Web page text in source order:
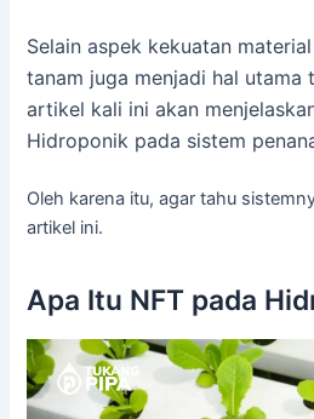
Selain aspek kekuatan
tanam juga menjadi hal utama
artikel kali ini akan
Hidroponik pada sistem
Oleh karena itu, agar tahu
artikel ini.
Apa Itu NFT pada